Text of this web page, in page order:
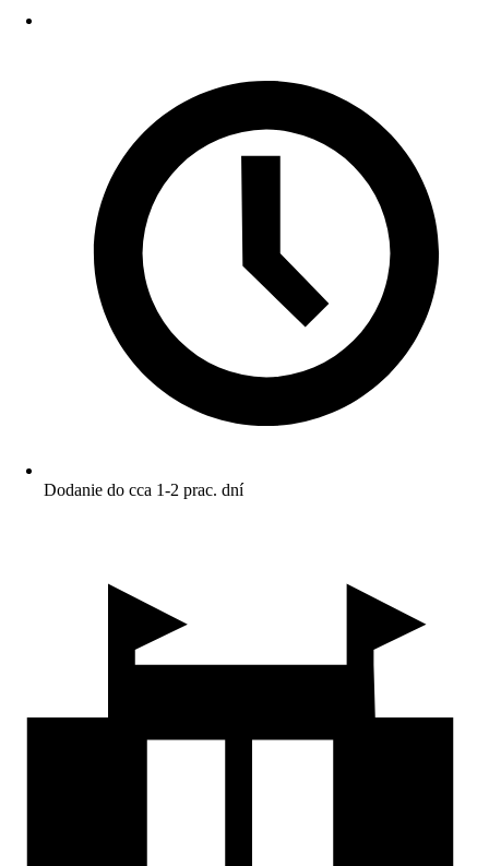
Dodanie do cca 1-2 prac. dní